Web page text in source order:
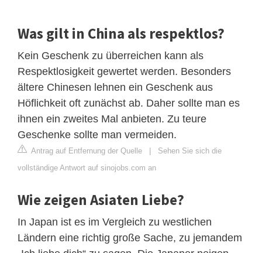
Was gilt in China als respektlos?
Kein Geschenk zu überreichen kann als
Respektlosigkeit gewertet werden. Besonders
ältere Chinesen lehnen ein Geschenk aus
Höflichkeit oft zunächst ab. Daher sollte man es
ihnen ein zweites Mal anbieten. Zu teure
Geschenke sollte man vermeiden.
Antrag auf Entfernung der Quelle | Sehen Sie sich die
vollständige Antwort auf sinojobs.com an
Wie zeigen Asiaten Liebe?
In Japan ist es im Vergleich zu westlichen
Ländern eine richtig große Sache, zu jemandem